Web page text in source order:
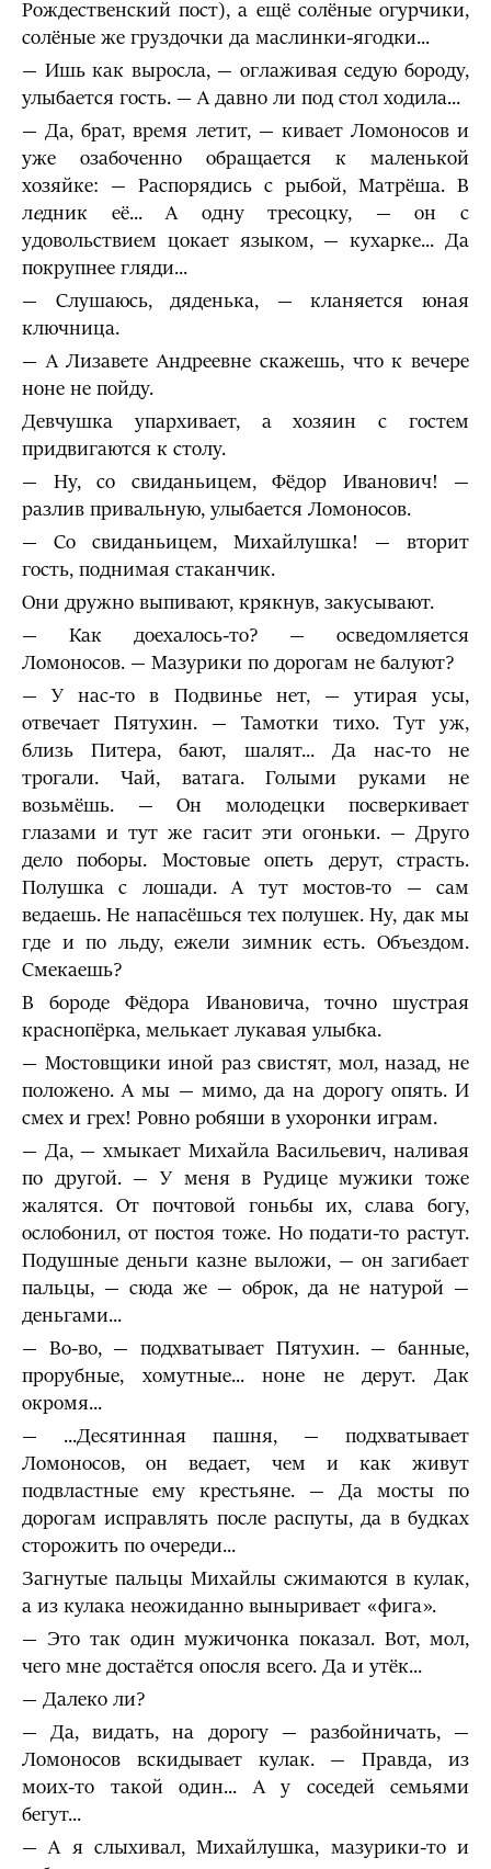
Рождественский пост), а ещё солёные огурчики,
солёные же груздочки да маслинки-ягодки...
— Ишь как выросла, — оглаживая седую бороду,
улыбается гость. — А давно ли под стол ходила...
— Да, брат, время летит, — кивает Ломоносов и
уже озабоченно обращается к маленькой
хозяйке: — Распорядись с рыбой, Матрёша. В
ледник её... А одну тресоцку, — он с
удовольствием цокает языком, — кухарке... Да
покрупнее гляди...
— Слушаюсь, дяденька, — кланяется юная
ключница.
— А Лизавете Андреевне скажешь, что к вечере
ноне не пойду.
Девчушка упархивает, а хозяин с гостем
придвигаются к столу.
— Ну, со свиданьицем, Фёдор Иванович! —
разлив привальную, улыбается Ломоносов.
— Со свиданьицем, Михайлушка! — вторит
гость, поднимая стаканчик.
Они дружно выпивают, крякнув, закусывают.
— Как доехалось-то? — осведомляется
Ломоносов. — Мазурики по дорогам не балуют?
— У нас-то в Подвинье нет, — утирая усы,
отвечает Пятухин. — Тамотки тихо. Тут уж,
близь Питера, бают, шалят... Да нас-то не
трогали. Чай, ватага. Голыми руками не
возьмёшь. — Он молодецки посверкивает
глазами и тут же гасит эти огоньки. — Друго
дело поборы. Мостовые опеть дерут, страсть.
Полушка с лошади. А тут мостов-то — сам
ведаешь. Не напасёшься тех полушек. Ну, дак мы
где и по льду, ежели зимник есть. Объездом.
Смекаешь?
В бороде Фёдора Ивановича, точно шустрая
краснопёрка, мелькает лукавая улыбка.
— Мостовщики иной раз свистят, мол, назад, не
положено. А мы — мимо, да на дорогу опять. И
смех и грех! Ровно робяши в ухоронки играм.
— Да, — хмыкает Михайла Васильевич, наливая
по другой. — У меня в Рудице мужики тоже
жалятся. От почтовой гоньбы их, слава богу,
ослобонил, от постоя тоже. Но подати-то растут.
Подушные деньги казне выложи, — он загибает
пальцы, — сюда же — оброк, да не натурой —
деньгами...
— Во-во, — подхватывает Пятухин. — банные,
прорубные, хомутные... ноне не дерут. Дак
окромя...
— ...Десятинная пашня, — подхватывает
Ломоносов, он ведает, чем и как живут
подвластные ему крестьяне. — Да мосты по
дорогам исправлять после распуты, да в будках
сторожить по очереди...
Загнутые пальцы Михайлы сжимаются в кулак,
а из кулака неожиданно выныривает «фига».
— Это так один мужичонка показал. Вот, мол,
чего мне достаётся опосля всего. Да и утёк...
— Далеко ли?
— Да, видать, на дорогу — разбойничать, —
Ломоносов вскидывает кулак. — Правда, из
моих-то такой один... А у соседей семьями
бегут...
— А я слыхивал, Михайлушка, мазурики-то и